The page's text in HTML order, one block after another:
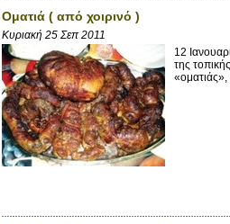
Οματιά ( από χοιρινό )
Κυριακή 25 Σεπ 2011
12
της
«οματιάς»,